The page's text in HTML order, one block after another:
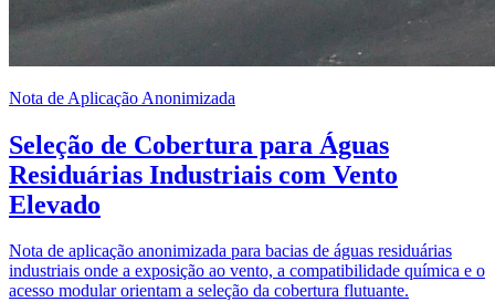
Nota de Aplicação Anonimizada
Seleção de Cobertura para Águas
Residuárias Industriais com Vento
Elevado
Nota de aplicação anonimizada para bacias de águas residuárias
industriais onde a exposição ao vento, a compatibilidade química e o
acesso modular orientam a seleção da cobertura flutuante.